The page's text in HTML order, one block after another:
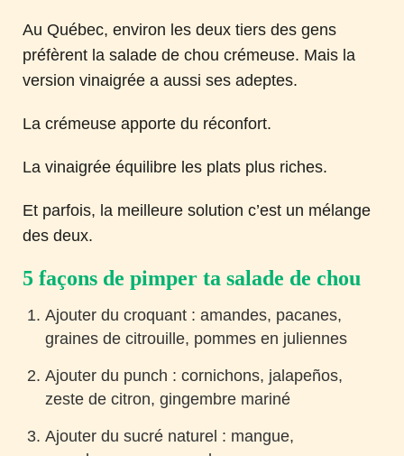
Au Québec, environ les deux tiers des gens
préfèrent la salade de chou crémeuse. Mais la
version vinaigrée a aussi ses adeptes.
La crémeuse apporte du réconfort.
La vinaigrée équilibre les plats plus riches.
Et parfois, la meilleure solution c’est un mélange
des deux.
5 façons de pimper ta salade de chou
Ajouter du croquant : amandes, pacanes,
graines de citrouille, pommes en juliennes
Ajouter du punch : cornichons, jalapeños,
zeste de citron, gingembre mariné
Ajouter du sucré naturel : mangue,